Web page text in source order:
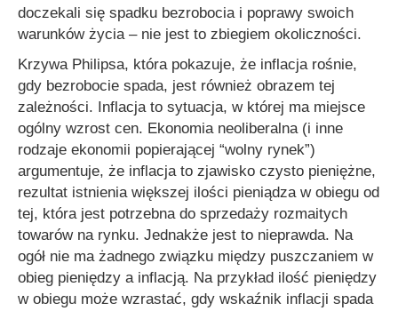
doczekali się spadku bezrobocia i poprawy swoich
warunków życia – nie jest to zbiegiem okoliczności.
Krzywa Philipsa, która pokazuje, że inflacja rośnie,
gdy bezrobocie spada, jest również obrazem tej
zależności. Inflacja to sytuacja, w której ma miejsce
ogólny wzrost cen. Ekonomia neoliberalna (i inne
rodzaje ekonomii popierającej “wolny rynek”)
argumentuje, że inflacja to zjawisko czysto pieniężne,
rezultat istnienia większej ilości pieniądza w obiegu od
tej, która jest potrzebna do sprzedaży rozmaitych
towarów na rynku. Jednakże jest to nieprawda. Na
ogół nie ma żadnego związku między puszczaniem w
obieg pieniędzy a inflacją. Na przykład ilość pieniędzy
w obiegu może wzrastać, gdy wskaźnik inflacji spada